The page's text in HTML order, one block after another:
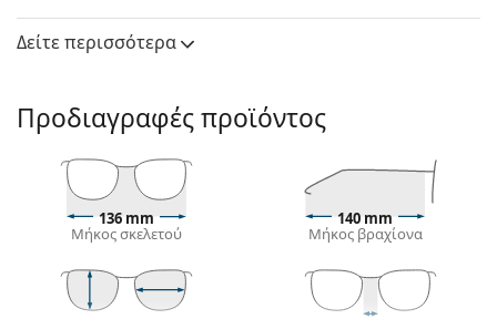
κάθε γυναίκα την πρωτοτυπία και τη δημιουργικότη­
Σκελετός γυαλιών ηλίου
Το ροζ χρώμα του σκελετού ταιριάζει απόλυτα με
έναν δροσερό τόνο δέρματος και ανοιχτά καφέ ή
ανοιχτόχρωμα ξανθά μαλλιά.
Οι τετράγωνοι σκελετοί γυαλιών ηλίουείναι
ιδανική επιλογή για όσους έχουν στρογγυλό, οβάλ
ή τριγωνικό σχήμα προσώπου.
Δείτε περισσότερα
Προδιαγραφές προϊόντος
136 mm
Μήκος σκελετού
140 mm
Μήκος βραχίονα